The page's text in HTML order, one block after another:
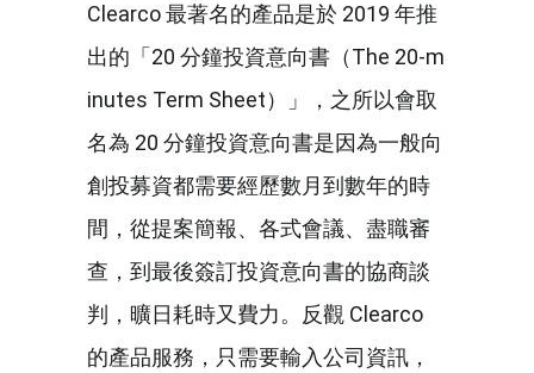
Clearco 最著名的產品是於 2019 年推
出的「20 分鐘投資意向書（The 20-m
inutes Term Sheet）」，之所以會取
名為 20 分鐘投資意向書是因為一般向
創投募資都需要經歷數月到數年的時
間，從提案簡報、各式會議、盡職審
查，到最後簽訂投資意向書的協商談
判，曠日耗時又費力。反觀 Clearco
的產品服務，只需要輸入公司資訊，